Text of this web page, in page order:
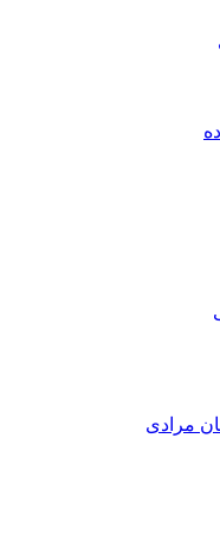
مرادی